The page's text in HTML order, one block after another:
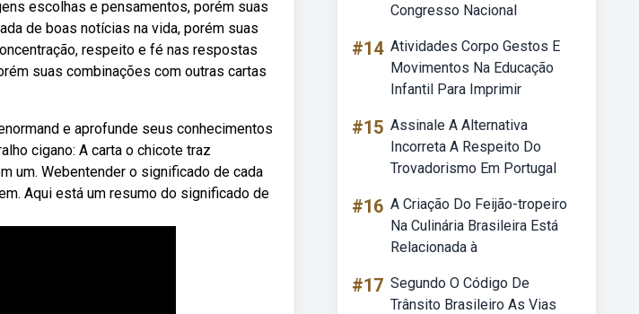
escolhas e pensamentos, porém suas
de boas notícias na vida, porém suas
respeito e fé nas respostas
suas combinações com outras cartas
e aprofunde seus conhecimentos
cigano: A carta o chicote traz
um. Webentender o significado de cada
Aqui está um resumo do significado de
Congresso Nacional
#14 Atividades Corpo Gestos E
Movimentos Na Educação
Infantil Para Imprimir
#15 Assinale A Alternativa
Incorreta A Respeito Do
Trovadorismo Em Portugal
#16 A Criação Do Feijão-tropeiro
Na Culinária Brasileira Está
Relacionada à
#17 Segundo O Código De
Trânsito Brasileiro As Vias